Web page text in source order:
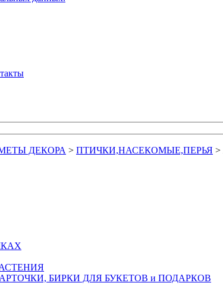
ДЕКОРА > ПТИЧКИ,НАСЕКОМЫЕ,ПЕРЬЯ >
БИРКИ ДЛЯ БУКЕТОВ и ПОДАРКОВ